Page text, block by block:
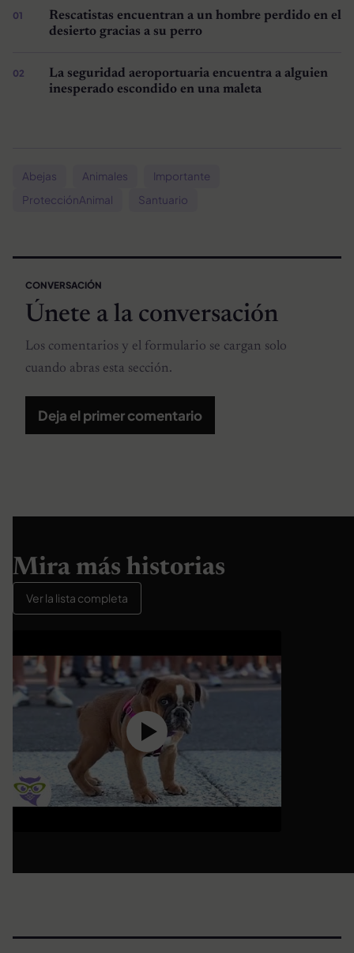
Rescatistas encuentran a un hombre perdido en el
desierto gracias a su perro
La seguridad aeroportuaria encuentra a alguien
inesperado escondido en una maleta
Abejas Animales
Importante
ProtecciónAnimal
Santuario
CONVERSACIÓN
Únete a la conversación
Los comentarios y el formulario se cargan solo
cuando abras esta sección.
Deja el primer comentario
Mira más historias
Ver la lista completa